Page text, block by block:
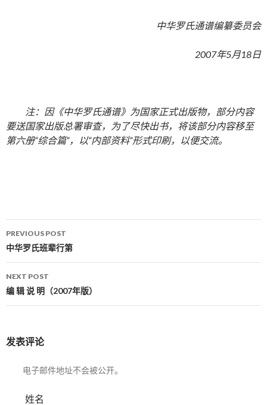
中华罗氏通谱编纂委员会
2007年5月18日
注：因《中华罗氏通谱》为国家正式出版物，部分内容
要送国家出版总署审查，为了尽快出书，将该部分内容移至
第六册“综合篇”，以“内部资料”形式印刷，以便交流。
Post navigation
PREVIOUS POST
中华罗氏班辈行第
NEXT POST
编 辑 说 明（2007年版）
发表评论
电子邮件地址不会被公开。
姓名